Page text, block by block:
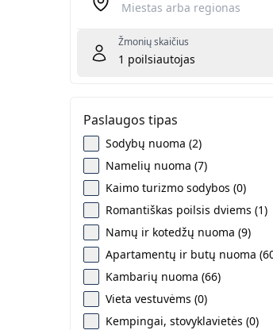
Žmonių skaičius
1 poilsiautojas
Paslaugos tipas
Sodybų nuoma (2)
Namelių nuoma (7)
Kaimo turizmo sodybos (0)
Romantiškas poilsis dviems (1)
Namų ir kotedžų nuoma (9)
Apartamentų ir butų nuoma
Kambarių nuoma (66)
Vieta vestuvėms (0)
Kempingai, stovyklavietės (0)